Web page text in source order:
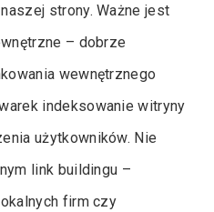
strony. Ważne jest
– dobrze
wewnętrznego
indeksowanie witryny
użytkowników. Nie
link buildingu –
firm czy